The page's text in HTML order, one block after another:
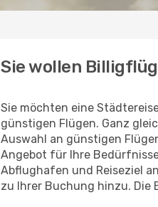
Sie wollen
Sie möchten eine
günstigen Flügen. Ganz
Auswahl an günstigen
Angebot für Ihre
Abflughafen und Reiseziel
zu Ihrer Buchung hinzu. Die